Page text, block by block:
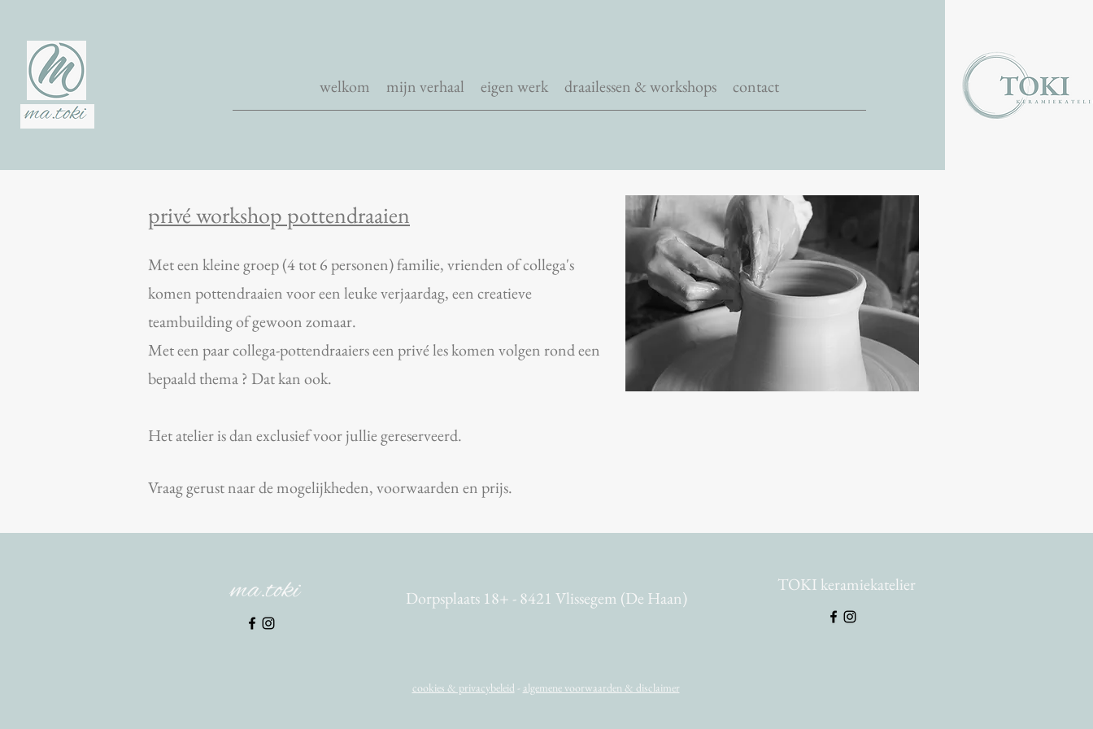
welkom mijn verhaal eigen werk draailessen & workshops contact
privé workshop pottendraaien
Met een kleine groep (4 tot 6 personen) familie, vrienden of collega's
komen pottendraaien voor een leuke verjaardag, een creatieve
teambuilding of gewoon zomaar.
Met een paar collega-pottendraaiers een privé les komen volgen rond een
bepaald thema ? Dat kan ook.
Het atelier is dan exclusief voor jullie gereserveerd.
Vraag gerust naar de mogelijkheden, voorwaarden en prijs.
ma.toki Dorpsplaats 18+ - 8421 Vlissegem (De Haan)
TOKI keramiekatelier
cookies & privacybeleid - algemene voorwaarden & disclaimer